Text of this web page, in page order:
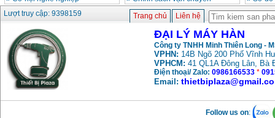
Lượt truy cập: 9398159
Trang chủ Liên hệ
ĐẠI LÝ MÁY HÀN
Công ty TNHH Minh Thiên Long -
VPHN: 14B Ngõ 200 Phố Vĩnh
VPHCM: 41 QL1A Đông Lân, Bà
Điện thoại/ Zalo: 0986166533 *
Email:
Follow us on: